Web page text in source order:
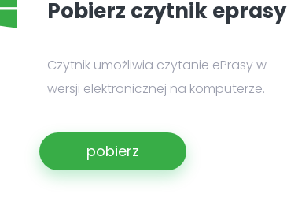
Pobierz czytnik eprasy
Czytnik umożliwia czytanie ePrasy w
wersji elektronicznej na komputerze.
pobierz